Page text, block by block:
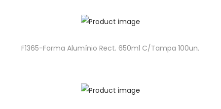
F1365-Forma Alumínio Rect. 650ml C/Tampa 100un.